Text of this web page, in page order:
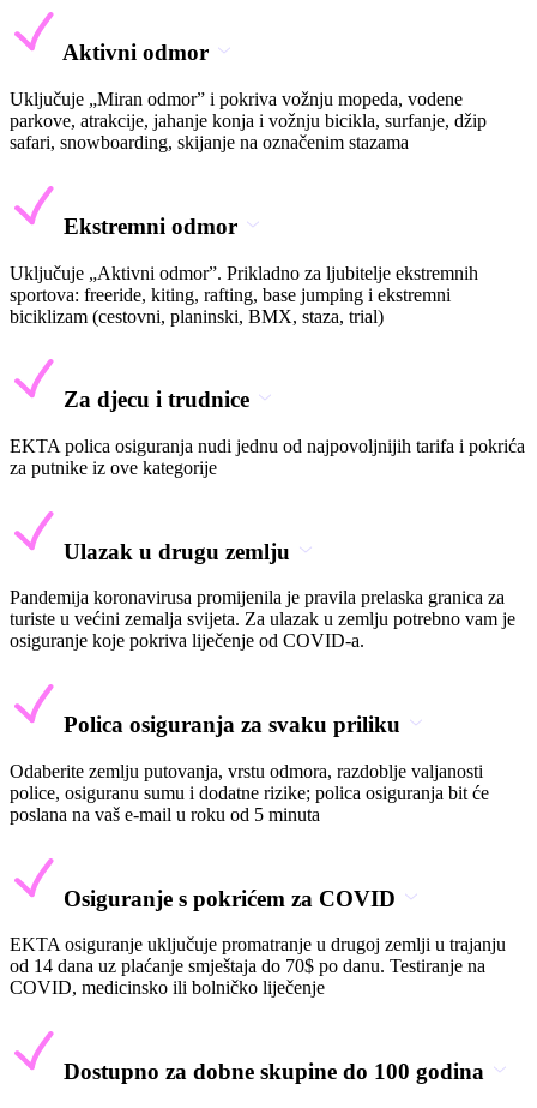
Aktivni odmor
Uključuje „Miran odmor” i pokriva vožnju mopeda, vodene
parkove, atrakcije, jahanje konja i vožnju bicikla, surfanje, džip
safari, snowboarding, skijanje na označenim stazama
Ekstremni odmor
Uključuje „Aktivni odmor”. Prikladno za ljubitelje ekstremnih
sportova: freeride, kiting, rafting, base jumping i ekstremni
biciklizam (cestovni, planinski, BMX, staza, trial)
Za djecu i trudnice
EKTA polica osiguranja nudi jednu od najpovoljnijih tarifa i pokrića
za putnike iz ove kategorije
Ulazak u drugu zemlju
Pandemija koronavirusa promijenila je pravila prelaska granica za
turiste u većini zemalja svijeta. Za ulazak u zemlju potrebno vam je
osiguranje koje pokriva liječenje od COVID-a.
Polica osiguranja za svaku priliku
Odaberite zemlju putovanja, vrstu odmora, razdoblje valjanosti
police, osiguranu sumu i dodatne rizike; polica osiguranja bit će
poslana na vaš e-mail u roku od 5 minuta
Osiguranje s pokrićem za COVID
EKTA osiguranje uključuje promatranje u drugoj zemlji u trajanju
od 14 dana uz plaćanje smještaja do 70$ po danu. Testiranje na
COVID, medicinsko ili bolničko liječenje
Dostupno za dobne skupine do 100 godina